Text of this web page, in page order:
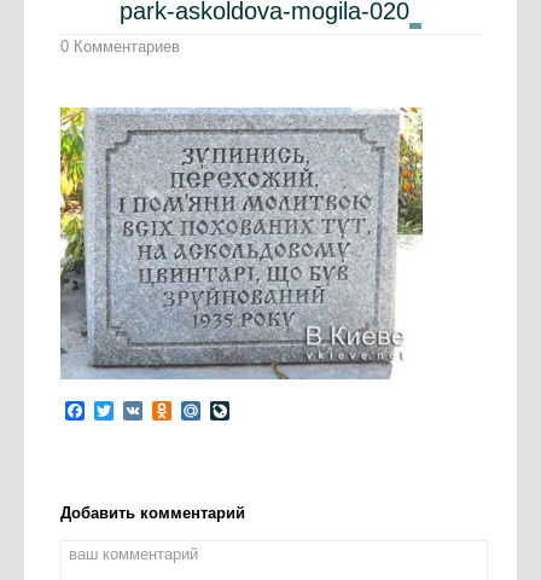
park-askoldova-mogila-020
0 Комментариев
Facebook
Twitter
VK Odnoklassniki
Mail.Ru
Добавить комментарий